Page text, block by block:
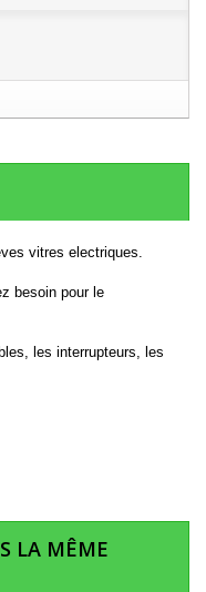
vitres electriques.
besoin pour le
les interrupteurs, les
LA MÊME